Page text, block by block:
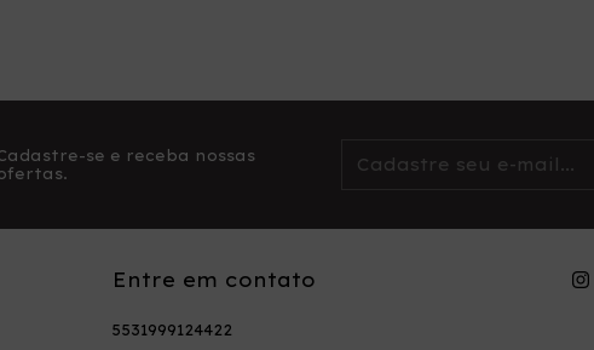
se e receba nossas
Entre em contato
5531999124422